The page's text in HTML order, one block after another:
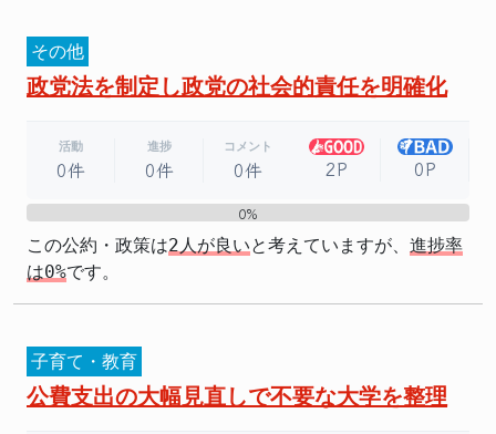
その他
政党法を制定し政党の社会的責任を明確化
活動
0件
進捗
0件
コメント
0件 2P 0P
0%
この公約・政策は2人が良いと考えていますが、 進捗率
は0%です。
子育て・教育
公費支出の大幅見直しで不要な大学を整理